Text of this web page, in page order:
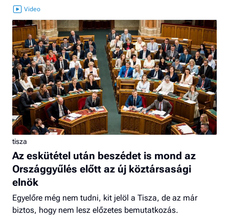
tisza
Az eskütétel után beszédet is mond az
Országgyűlés előtt az új köztársasági
elnök
Egyelőre még nem tudni, kit jelöl a Tisza, de az már
biztos, hogy nem lesz előzetes bemutatkozás.